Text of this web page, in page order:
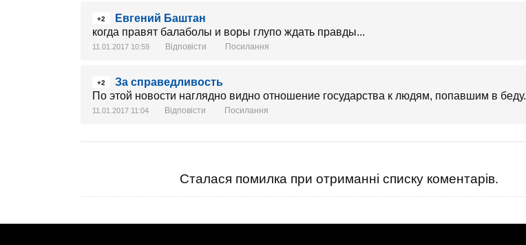
+2
Евгений Баштан
когда правят балаболы и воры глупо ждать правды...
11.01.2017 10:59 Відповісти Посилання
+2
За справедливость
По этой новости наглядно видно отношение государства к людям, попавшим в беду.
11.01.2017 11:04 Відповісти Посилання
Сталася помилка при отриманні списку коментарів.